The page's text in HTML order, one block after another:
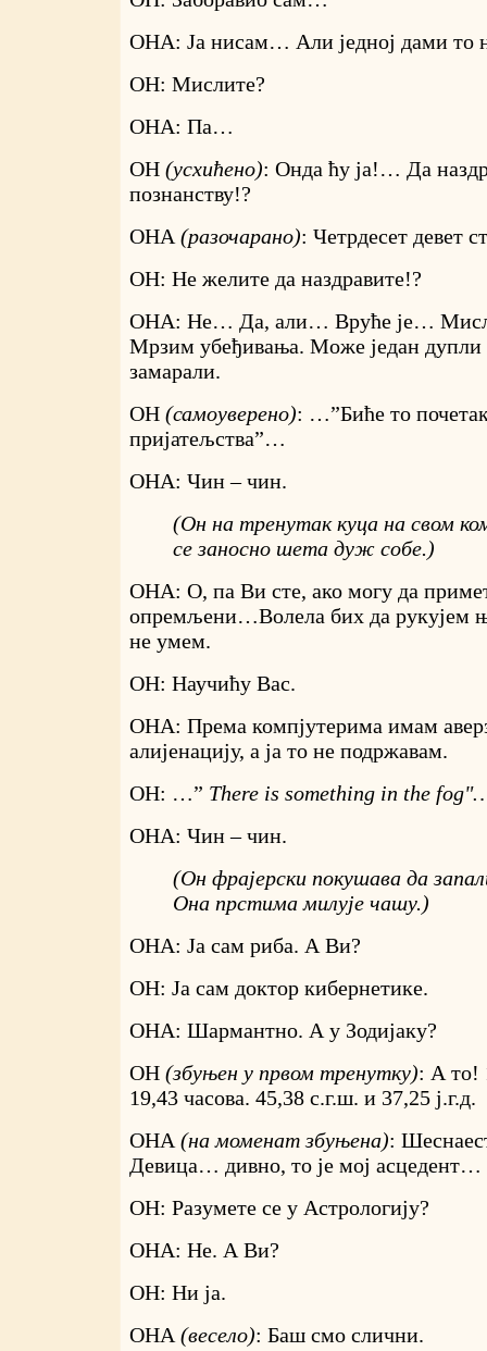
ОНА: Ја нисам… Али једној дами то
ОН: Мислите?
ОНА: Па…
ОН (усхићено): Онда ћу ја!… Да
познанству!?
ОНА (разочарано): Четрдесет девет
ОН: Не желите да наздравите!?
ОНА: Не… Да, али… Вруће је…
Мрзим убеђивања. Може један дупли
замарали.
ОН (самоуверено): …”Биће то
пријатељства”…
ОНА: Чин – чин.
(Он на тренутак куца на свом
се заносно шета дуж собе.)
ОНА: О, па Ви сте, ако могу да
опремљени…Волела бих да рукујем
не умем.
ОН: Научићу Вас.
ОНА: Према компјутерима имам
алијенацију, а ја то не подржавам.
ОН: …” There is something in the fog
ОНА: Чин – чин.
(Он фрајерски покушава да
Она прстима милује чашу.)
ОНА: Ја сам риба. А Ви?
ОН: Ја сам доктор кибернетике.
ОНА: Шармантно. А у Зодијаку?
ОН (збуњен у првом тренутку): А то!
19,43 часова. 45,38 с.г.ш. и 37,25 ј.г.д.
ОНА (на моменат збуњена):
Девица… дивно, то је мој асцедент…
ОН: Разумете се у Астрологију?
ОНА: Не. А Ви?
ОН: Ни ја.
ОНА (весело): Баш смо слични.